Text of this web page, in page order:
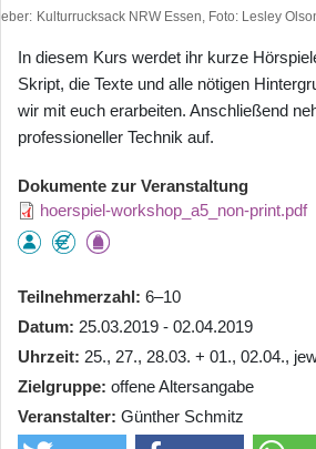
Kulturrucksack NRW Essen, Foto: Lesley
In diesem Kurs werdet ihr kurze
Skript, die Texte und alle nötigen
wir mit euch erarbeiten. Anschließend
professioneller Technik auf.
Dokumente zur Veranstaltung
hoerspiel-workshop_a5_non-print.pdf
Teilnehmerzahl 6–10
Datum 25.03.2019 - 02.04.2019
Uhrzeit 25., 27., 28.03. + 01., 02.04.,
Zielgruppe offene Altersangabe
Veranstalter Günther Schmitz